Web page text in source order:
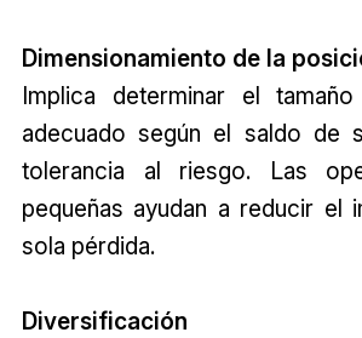
Dimensionamiento de la
Implica determinar el
adecuado según el saldo de
tolerancia al riesgo. Las
pequeñas ayudan a reducir el
sola pérdida.
Diversificación